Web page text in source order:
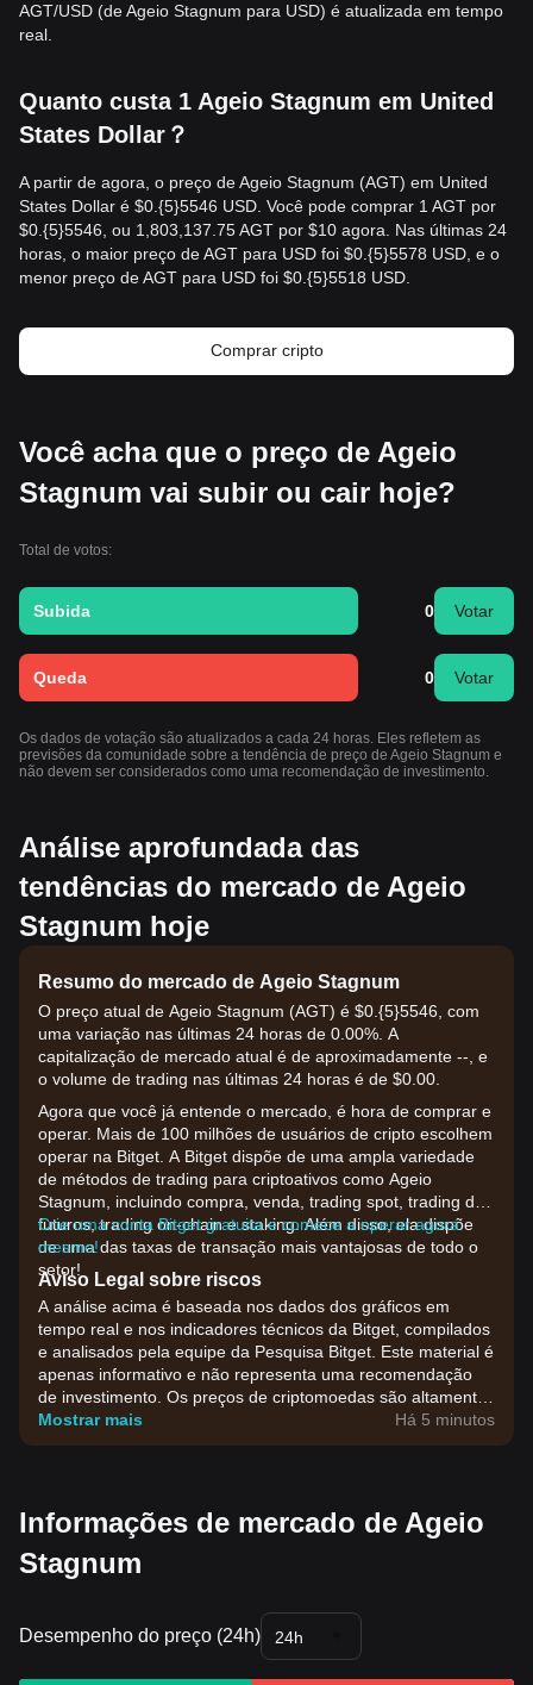
AGT/USD (de Ageio Stagnum para USD) é atualizada em tempo
real.
Quanto custa 1 Ageio Stagnum em United
States Dollar？
A partir de agora, o preço de Ageio Stagnum (AGT) em United
States Dollar é $0.{​5}5546 USD. Você pode comprar 1 AGT por
$0.{​5}5546, ou 1,803,137.75 AGT por $10 agora. Nas últimas 24
horas, o maior preço de AGT para USD foi $0.{​5}5578 USD, e o
menor preço de AGT para USD foi $0.{​5}5518 USD.
Comprar cripto
Você acha que o preço de Ageio
Stagnum vai subir ou cair hoje?
Total de votos:
Subida 0 Votar
Queda 0 Votar
Os dados de votação são atualizados a cada 24 horas. Eles refletem as
previsões da comunidade sobre a tendência de preço de Ageio Stagnum e
não devem ser considerados como uma recomendação de investimento.
Análise aprofundada das
tendências do mercado de Ageio
Stagnum hoje
Resumo do mercado de Ageio Stagnum
O preço atual de Ageio Stagnum (AGT) é $0.{​5}5546, com
uma variação nas últimas 24 horas de 0.00%. A
capitalização de mercado atual é de aproximadamente --, e
o volume de trading nas últimas 24 horas é de $0.00.
Agora que você já entende o mercado, é hora de comprar e
operar. Mais de 100 milhões de usuários de cripto escolhem
operar na Bitget. A Bitget dispõe de uma ampla variedade
de métodos de trading para criptoativos como Ageio
Stagnum, incluindo compra, venda, trading spot, trading de
futuros, trading on-chain e staking. Além disso, ela dispõe
de uma das taxas de transação mais vantajosas de todo o
setor!
Crie uma conta Bitget gratuita e comece a operar agora
mesmo!
Aviso Legal sobre riscos
A análise acima é baseada nos dados dos gráficos em
tempo real e nos indicadores técnicos da Bitget, compilados
e analisados pela equipe da Pesquisa Bitget. Este material é
apenas informativo e não representa uma recomendação
de investimento. Os preços de criptomoedas são altamente
voláteis. Tome suas decisões de investimento com base na
sua própria tolerância ao risco.
Mostrar mais Há 5 minutos
Informações de mercado de Ageio
Stagnum
Desempenho do preço (24h) 24h